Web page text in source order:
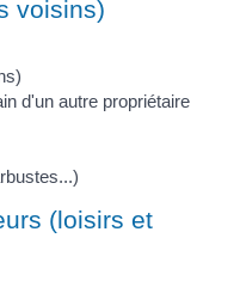
voisins)
d'un autre propriétaire
(loisirs et